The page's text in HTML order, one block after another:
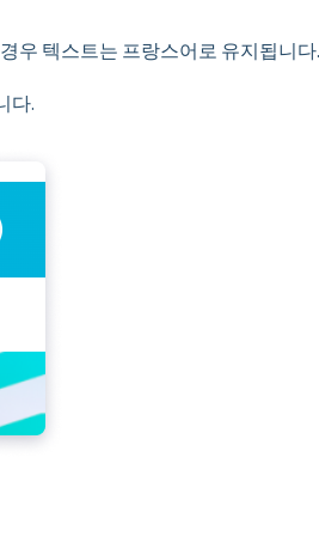
우 텍스트는 프랑스어로 유지됩니다.
다.